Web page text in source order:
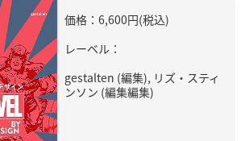
価格：6,600円(税込)
レーベル：
gestalten (編集), リズ・スティ
ンソン (編集編集)